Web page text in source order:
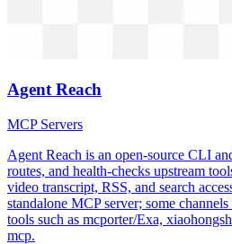
Agent Reach
MCP Servers
Agent Reach is an open-source CLI
routes, and health-checks upstream
video transcript, RSS, and search
standalone MCP server; some
tools such as mcporter/Exa,
mcp.